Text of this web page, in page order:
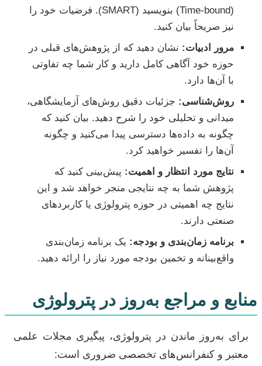
(Time-bound) بنویسید (SMART). فرضیات خود را
نیز صریحاً بیان کنید.
مرور ادبیات: نشان دهید که از پژوهش‌های قبلی در
حوزه خود آگاهی کامل دارید و کار شما چه تفاوتی
با آن‌ها دارد.
روش‌شناسی: جزئیات دقیق روش‌های آزمایشگاهی،
میدانی و تحلیلی خود را شرح دهید. بیان کنید که
چگونه به داده‌ها دسترسی پیدا می‌کنید و چگونه
آن‌ها را تفسیر خواهید کرد.
نتایج مورد انتظار و اهمیت: پیش‌بینی کنید که
پژوهش شما به چه نتایجی منجر خواهد شد و این
نتایج چه اهمیتی در حوزه پترولوژی یا کاربردهای
صنعتی دارند.
برنامه زمان‌بندی و بودجه: یک برنامه زمان‌بندی
واقع‌بینانه و تخمین بودجه مورد نیاز را ارائه دهید.
منابع و مراجع به‌روز در پترولوژی
برای به‌روز ماندن در پترولوژی، پیگیری مجلات علمی
معتبر و کنفرانس‌های تخصصی ضروری است: